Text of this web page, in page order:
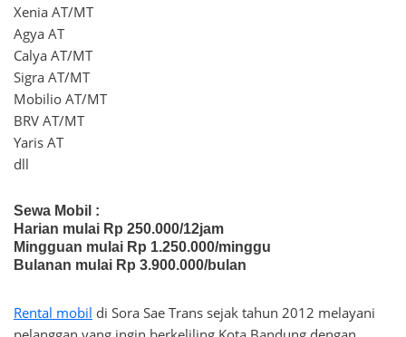
Xenia AT/MT
Agya AT
Calya AT/MT
Sigra AT/MT
Mobilio AT/MT
BRV AT/MT
Yaris AT
dll
Sewa Mobil :
Harian mulai Rp 250.000/12jam
Mingguan mulai Rp 1.250.000/minggu
Bulanan mulai Rp 3.900.000/bulan
Rental mobil di Sora Sae Trans sejak tahun 2012 melayani